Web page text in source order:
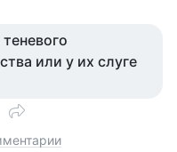
или у их слуге